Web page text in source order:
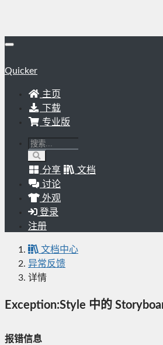
Quicker
主页
下载
专业版
分享
文档
讨论
外观
登录
注册
文档中心
异常反馈
详情
Exception:Style 中的
报错信息